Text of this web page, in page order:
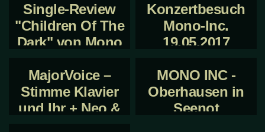
Single-Review
"Children Of The
Dark" von Mono
Konzertbesuch
Mono-Inc.
19.05.2017
MajorVoice –
Stimme Klavier
und Ihr + Neo &
MONO INC -
Oberhausen in
Seenot